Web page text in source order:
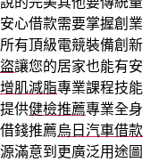
心借款需要掌握創業
有頂級電競裝備創新
讓您的居家也能有安
增肌減脂專業課程技能
供健檢推薦專業全身
錢推薦烏日汽車借款
滿意到更廣泛用途圖